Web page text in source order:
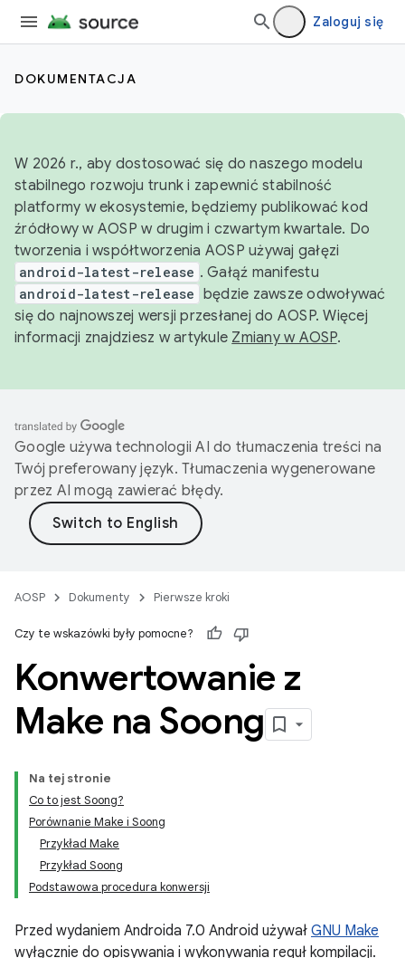
Zaloguj się
DOKUMENTACJA
W 2026 r., aby dostosować się do naszego modelu
stabilnego rozwoju trunk i zapewnić stabilność
platformy w ekosystemie, będziemy publikować kod
źródłowy w AOSP w drugim i czwartym kwartale. Do
tworzenia i współtworzenia AOSP używaj gałęzi
android-latest-release . Gałąź manifestu
android-latest-release będzie zawsze odwoływać
się do najnowszej wersji przesłanej do AOSP. Więcej
informacji znajdziesz w artykule Zmiany w AOSP.
Google używa technologii AI do tłumaczenia treści na
Twój preferowany język. Tłumaczenia wygenerowane
przez AI mogą zawierać błędy.
AOSP Dokumenty Pierwsze kroki
Czy te wskazówki były pomocne?
Konwertowanie z
Make na Soong
Na tej stronie
Co to jest Soong?
Porównanie Make i Soong
Przykład Make
Przykład Soong
Podstawowa procedura konwersji
Przed wydaniem Androida 7.0 Android używał GNU Make
wyłącznie do opisywania i wykonywania reguł kompilacji.